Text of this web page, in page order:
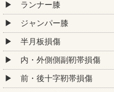
ランナー膝
ジャンパー膝
半月板損傷
内・外側側副靭帯損傷
前・後十字靭帯損傷